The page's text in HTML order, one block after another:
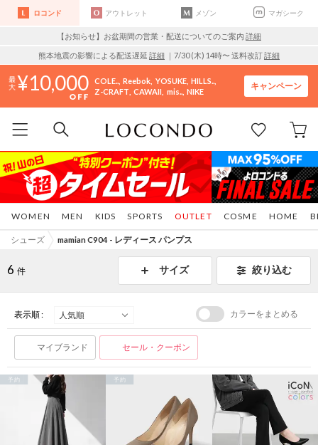
ロコンド アウトレット メゾン マガシーク
【お知らせ】お盆期間の営業・配送についてのご案内 詳細
熊本地震の影響による配送遅延 詳細 ｜7/30 (木) 14時〜 送料改訂詳細
10,000 COLE.. Reebok YOSUKE HILLS..
Z-CRAFT CAWAII mis.. NIKE
キャンペーン
WOMEN MEN KIDS SPORTS COSME HOME
OUTLET
シューズ mamian C904 - レディース パンプス
6 件 サイズ 絞り込む
表示順 : カラーをまとめる
マイブランド セール・クーポン
予約 予約